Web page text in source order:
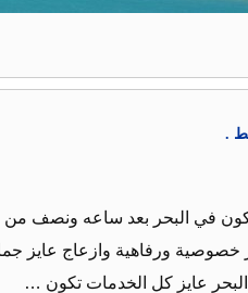
.
في البحر بعد ساعه ونصف
ورفاهية وازعاج عايز
عايز كل الخدمات تكون …